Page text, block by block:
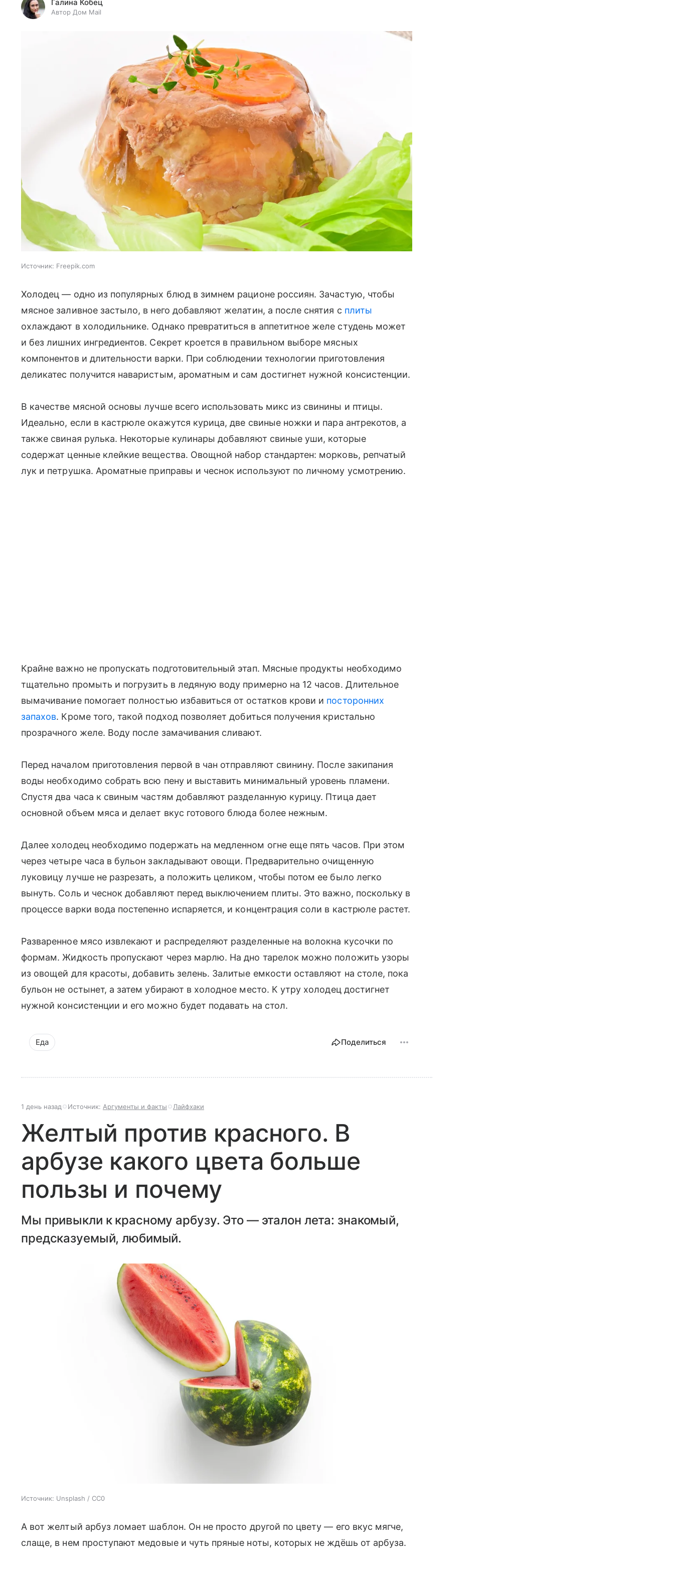
Галина Кобец
Автор Дом Mail
Источник: Freepik.com
Холодец — одно из популярных блюд в зимнем рационе россиян. Зачастую, чтобы
мясное заливное застыло, в него добавляют желатин, а после снятия с плиты
охлаждают в холодильнике. Однако превратиться в аппетитное желе студень может
и без лишних ингредиентов. Секрет кроется в правильном выборе мясных
компонентов и длительности варки. При соблюдении технологии приготовления
деликатес получится наваристым, ароматным и сам достигнет нужной консистенции.
В качестве мясной основы лучше всего использовать микс из свинины и птицы.
Идеально, если в кастрюле окажутся курица, две свиные ножки и пара антрекотов, а
также свиная рулька. Некоторые кулинары добавляют свиные уши, которые
содержат ценные клейкие вещества. Овощной набор стандартен: морковь, репчатый
лук и петрушка. Ароматные приправы и чеснок используют по личному усмотрению.
Крайне важно не пропускать подготовительный этап. Мясные продукты необходимо
тщательно промыть и погрузить в ледяную воду примерно на 12 часов. Длительное
вымачивание помогает полностью избавиться от остатков крови и посторонних
запахов. Кроме того, такой подход позволяет добиться получения кристально
прозрачного желе. Воду после замачивания сливают.
Перед началом приготовления первой в чан отправляют свинину. После закипания
воды необходимо собрать всю пену и выставить минимальный уровень пламени.
Спустя два часа к свиным частям добавляют разделанную курицу. Птица дает
основной объем мяса и делает вкус готового блюда более нежным.
Далее холодец необходимо подержать на медленном огне еще пять часов. При этом
через четыре часа в бульон закладывают овощи. Предварительно очищенную
луковицу лучше не разрезать, а положить целиком, чтобы потом ее было легко
вынуть. Соль и чеснок добавляют перед выключением плиты. Это важно, поскольку в
процессе варки вода постепенно испаряется, и концентрация соли в кастрюле растет.
Разваренное мясо извлекают и распределяют разделенные на волокна кусочки по
формам. Жидкость пропускают через марлю. На дно тарелок можно положить узоры
из овощей для красоты, добавить зелень. Залитые емкости оставляют на столе, пока
бульон не остынет, а затем убирают в холодное место. К утру холодец достигнет
нужной консистенции и его можно будет подавать на стол.
Еда Поделиться
1 день назад Источник: Аргументы и факты Лайфхаки
Желтый против красного. В
арбузе какого цвета больше
пользы и почему
Мы привыкли к красному арбузу. Это — эталон лета: знакомый,
предсказуемый, любимый.
Источник: Unsplash / CC0
А вот желтый арбуз ломает шаблон. Он не просто другой по цвету — его вкус мягче,
слаще, в нем проступают медовые и чуть пряные ноты, которых не ждёшь от арбуза.